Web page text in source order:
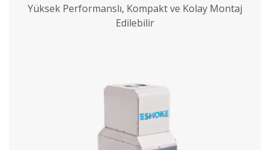
Yüksek Performanslı, Kompakt ve Kolay Montaj
Edilebilir